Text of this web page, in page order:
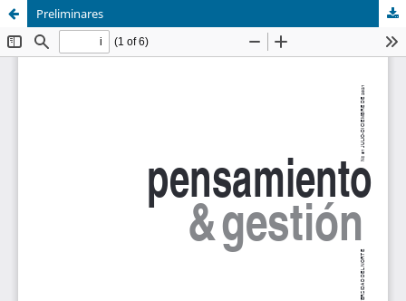
Preliminares